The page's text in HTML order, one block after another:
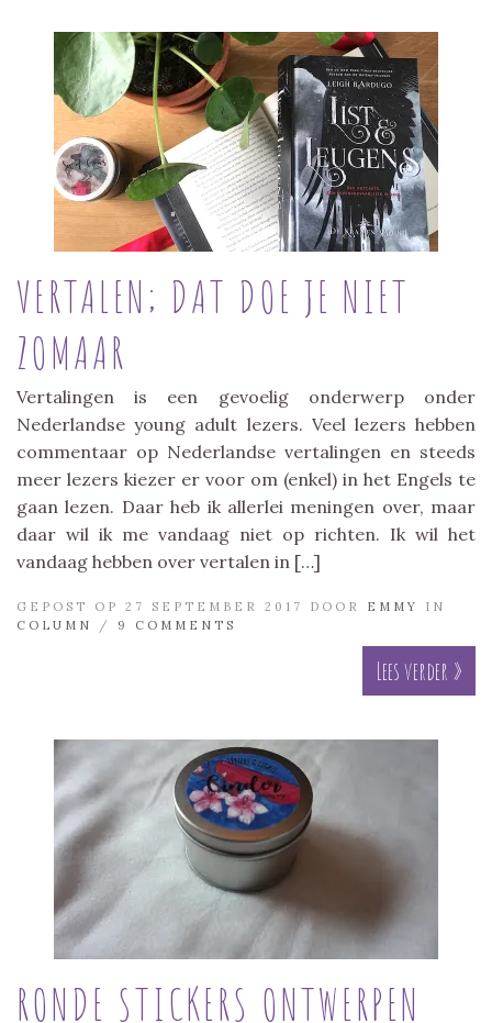
VERTALEN; DAT DOE JE NIET
ZOMAAR
Vertalingen is een gevoelig onderwerp onder
Nederlandse young adult lezers. Veel lezers hebben
commentaar op Nederlandse vertalingen en steeds
meer lezers kiezer er voor om (enkel) in het Engels te
gaan lezen. Daar heb ik allerlei meningen over, maar
daar wil ik me vandaag niet op richten. Ik wil het
vandaag hebben over vertalen in […]
GEPOST OP 27 SEPTEMBER 2017 DOOR EMMY
IN
COLUMN
/ 9 COMMENTS
Lees verder »
RONDE STICKERS ONTWERPEN